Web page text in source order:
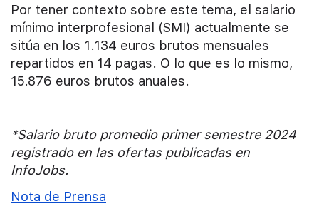
Por tener contexto sobre este tema, el salario
mínimo interprofesional (SMI) actualmente se
sitúa en los 1.134 euros brutos mensuales
repartidos en 14 pagas. O lo que es lo mismo,
15.876 euros brutos anuales.
*Salario bruto promedio primer semestre 2024
registrado en las ofertas publicadas en
InfoJobs.
Nota de Prensa